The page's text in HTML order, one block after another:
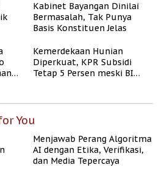
Kabinet Bayangan Dinilai
Bermasalah, Tak Punya
Basis Konstituen Jelas
Kemerdekaan Hunian
Diperkuat, KPR Subsidi
Tetap 5 Persen meski BI
You
Menjawab Perang Algoritma
AI dengan Etika, Verifikasi,
dan Media Tepercaya